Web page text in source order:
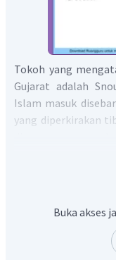
Tokoh yang
Gujarat adalah
Islam masuk
yang diperkirakan
mengatakan
adalah A.
Buka akses